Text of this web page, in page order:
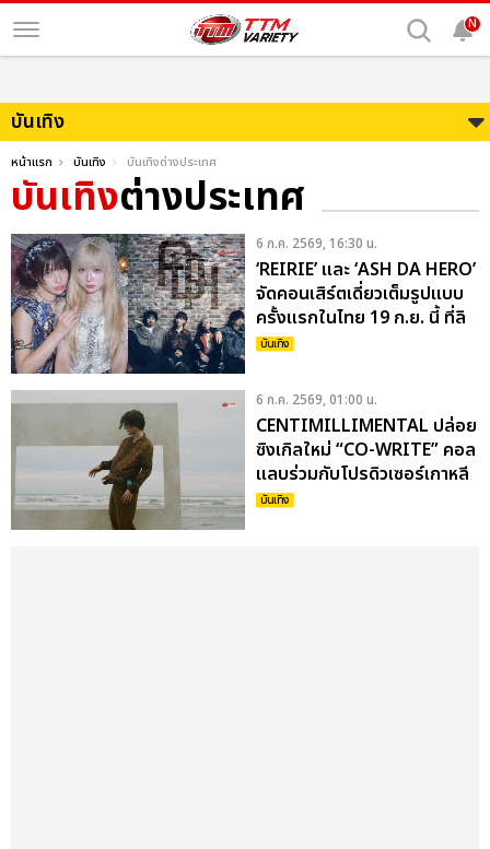
N
บันเทิง
หน้าแรก บันเทิง บันเทิงต่างประเทศ
บันเทิงต่างประเทศ
6 ก.ค. 2569, 16:30 น.
‘REIRIE’ และ ‘ASH DA HERO’
จัดคอนเสิร์ตเดี่ยวเต็มรูปแบบ
ครั้งแรกในไทย 19 ก.ย. นี้ ที่ลิ
โด้ คอนเน็คท์ ฮอลล์ 3
บันเทิง
6 ก.ค. 2569, 01:00 น.
CENTIMILLIMENTAL ปล่อย
ซิงเกิลใหม่ “CO-WRITE” คอล
แลบร่วมกับโปรดิวเซอร์เกาหลี
EL CAPITXN
บันเทิง